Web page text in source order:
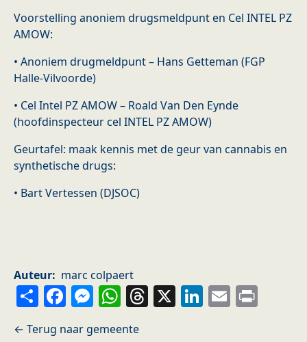
Voorstelling anoniem drugsmeldpunt en Cel INTEL PZ
AMOW:
• Anoniem drugmeldpunt – Hans Getteman (FGP
Halle-Vilvoorde)
• Cel Intel PZ AMOW – Roald Van Den Eynde
(hoofdinspecteur cel INTEL PZ AMOW)
Geurtafel: maak kennis met de geur van cannabis en
synthetische drugs:
• Bart Vertessen (DJSOC)
Auteur marc colpaert
ShareFacebook
Messenger
WhatsApp
Threads
X LinkedIn
Email